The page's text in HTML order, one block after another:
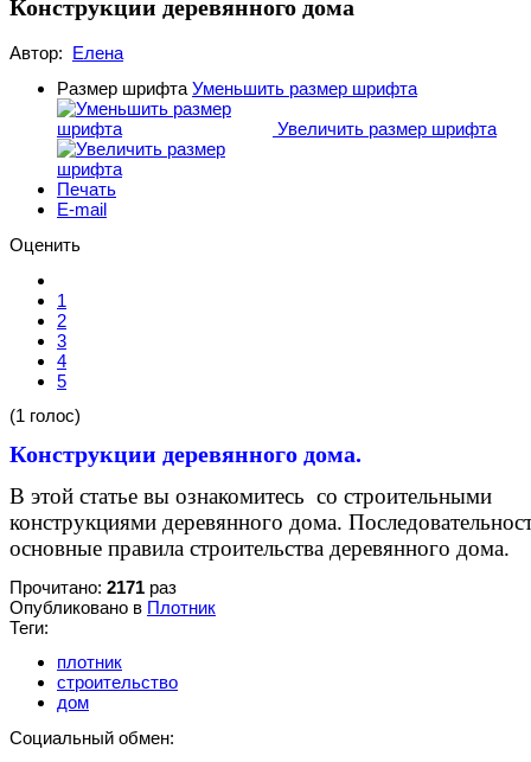
Автор: Елена
Размер шрифта Уменьшить размер шрифта
Увеличить размер шрифта
Печать
E-mail
Оценить
1
2
3
4
5
(1 голос)
Конструкции деревянного дома.
В этой статье вы ознакомитесь со строительными
конструкциями деревянного дома.
основные правила строительства деревянного дома.
Прочитано: 2171 раз
Опубликовано в Плотник
Теги:
плотник
строительство
дом
Социальный обмен: